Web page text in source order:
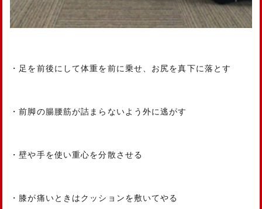
・足を前後にして体重を前に乗せ、お尻を真下に落とす
・前脚の腸腰筋が詰まらないよう外に逃がす
・壁や手を使い重心を分散させる
・膝が痛いときはクッションを敷いてやる